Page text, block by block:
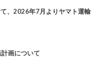
て、2026年7月よりヤマト運輸
画について